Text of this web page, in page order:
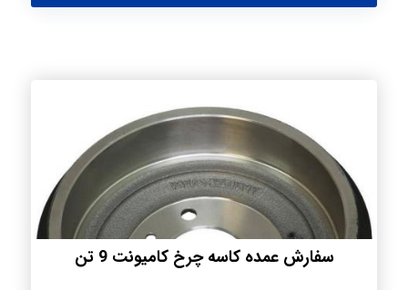
سفارش عمده کاسه چرخ کامیونت 9 تن